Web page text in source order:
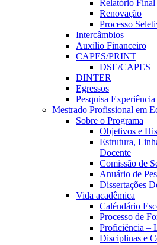
Relatório Final
Renovação
Processo
Intercâmbios
Auxílio Financeiro
CAPES/PRINT
DSE/CAPES
DINTER
Egressos
Pesquisa
Mestrado Profissional em
Sobre o Programa
Objetivos e
Estrutura,
Docente
Comissão de
Anuário de
Dissertações
Vida acadêmica
Caléndário
Processo de
Proficiência –
Disciplinas e